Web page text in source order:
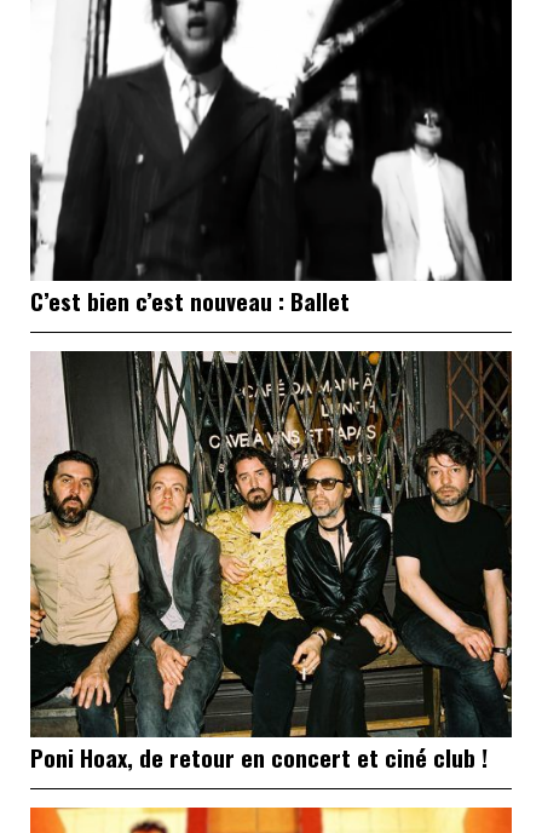
C’est bien c’est nouveau : Ballet
Poni Hoax, de retour en concert et ciné club !